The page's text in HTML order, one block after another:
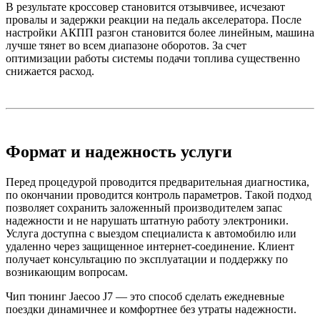
В результате кроссовер становится отзывчивее, исчезают
провалы и задержки реакции на педаль акселератора. После
настройки АКПП разгон становится более линейным, машина
лучше тянет во всем диапазоне оборотов. За счет
оптимизации работы системы подачи топлива существенно
снижается расход.
Формат и надежность услуги
Перед процедурой проводится предварительная диагностика,
по окончании проводится контроль параметров. Такой подход
позволяет сохранить заложенный производителем запас
надежности и не нарушать штатную работу электроники.
Услуга доступна с выездом специалиста к автомобилю или
удаленно через защищенное интернет-соединение. Клиент
получает консультацию по эксплуатации и поддержку по
возникающим вопросам.
Чип тюнинг Jaecoo J7 — это способ сделать ежедневные
поездки динамичнее и комфортнее без утраты надежности.